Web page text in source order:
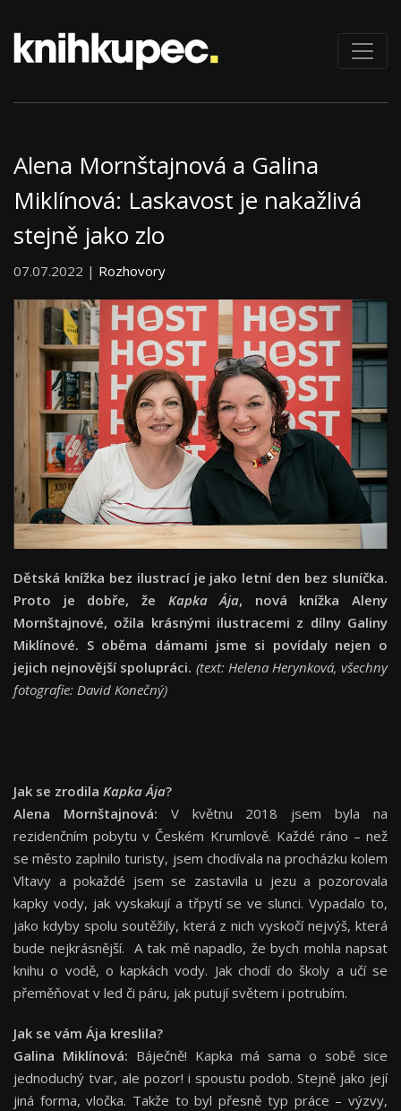
Alena Mornštajnová a Galina
Miklínová: Laskavost je nakažlivá
stejně jako zlo
07.07.2022 | Rozhovory
Dětská knížka bez ilustrací je jako letní den bez sluníčka.
Proto je dobře, že Kapka Ája, nová knížka Aleny
Mornštajnové, ožila krásnými ilustracemi z dílny Galiny
Miklínové. S oběma dámami jsme si povídaly nejen o
jejich nejnovější spolupráci. (text: Helena Herynková, všechny
fotografie: David Konečný)
Jak se zrodila Kapka Ája?
Alena Mornštajnová: V květnu 2018 jsem byla na
rezidenčním pobytu v Českém Krumlově. Každé ráno – než
se město zaplnilo turisty, jsem chodívala na procházku kolem
Vltavy a pokaždé jsem se zastavila u jezu a pozorovala
kapky vody, jak vyskakují a třpytí se ve slunci. Vypadalo to,
jako kdyby spolu soutěžily, která z nich vyskočí nejvýš, která
bude nejkrásnější. A tak mě napadlo, že bych mohla napsat
knihu o vodě, o kapkách vody. Jak chodí do školy a učí se
přeměňovat v led či páru, jak putují světem i potrubím.
Jak se vám Ája kreslila?
Galina Miklínová: Báječně! Kapka má sama o sobě sice
jednoduchý tvar, ale pozor! i spoustu podob. Stejně jako její
jiná forma, vločka. Takže to byl přesně typ práce – výzvy,